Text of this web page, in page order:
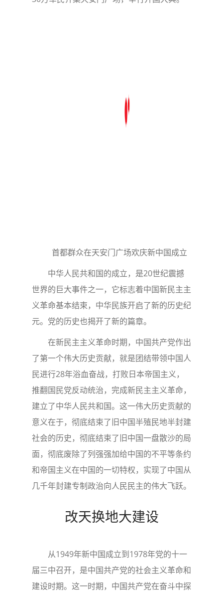
首都群众在天安门广场欢庆新中国成立
中华人民共和国的成立，是20世纪震撼
世界的巨大事件之一，它标志着中国新民主主
义革命基本结束，中华民族开启了新的历史纪
元。党的历史也揭开了新的篇章。
在新民主主义革命时期，中国共产党作出
了第一个伟大历史贡献，就是团结带领中国人
民进行28年浴血奋战，打败日本帝国主义，
推翻国民党反动统治，完成新民主主义革命，
建立了中华人民共和国。这一伟大历史贡献的
意义在于，彻底结束了旧中国半殖民地半封建
社会的历史，彻底结束了旧中国一盘散沙的局
面，彻底废除了列强强加给中国的不平等条约
和帝国主义在中国的一切特权，实现了中国从
几千年封建专制政治向人民民主的伟大飞跃。
改天换地大建设
从1949年新中国成立到1978年党的十一
届三中召开，是中国共产党的社会主义革命和
建设时期。这一时期，中国共产党在奋斗中探